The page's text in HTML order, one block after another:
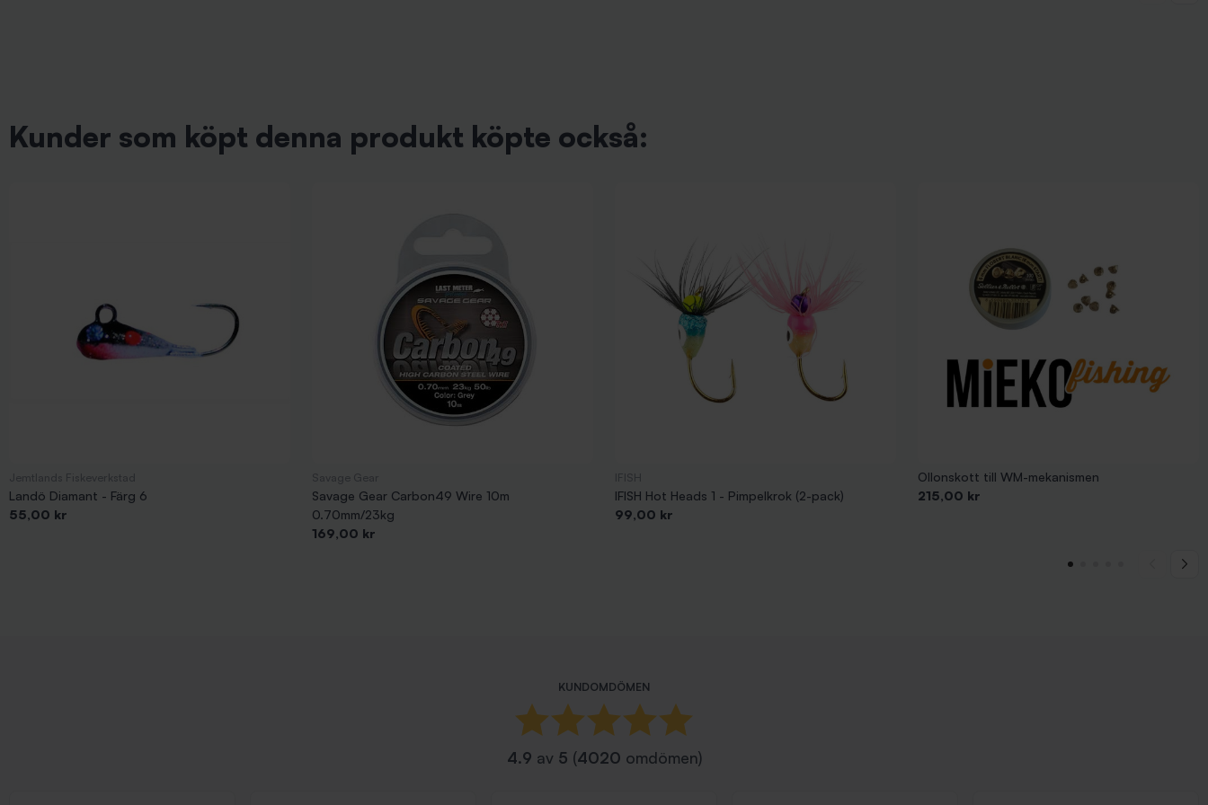
Kunder som köpt denna produkt köpte också:
Landö Diamant - Färg 6
Pris
55,00 kr
Savage Gear Carbon49 Wire 10m
0.70mm/23kg
Pris
169,00 kr
IFISH Hot Heads 1 - Pimpelkrok (2-pack)
Pris
99,00 kr
Ollonskott till WM-mekanismen
Pris
215,00 kr
KUNDOMDÖMEN
4.9 av 5 (4020 omdömen)